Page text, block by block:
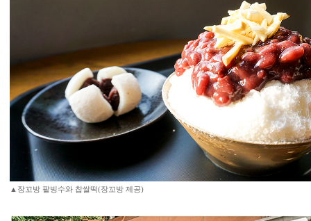
▲장꼬방 팥빙수와 찹쌀떡(장꼬방 제공)